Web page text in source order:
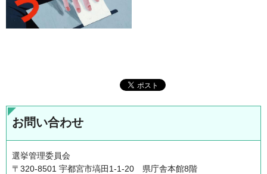
お問い合わせ
選挙管理委員会
〒320-8501 宇都宮市塙田1-1-20 県庁舎本館8階